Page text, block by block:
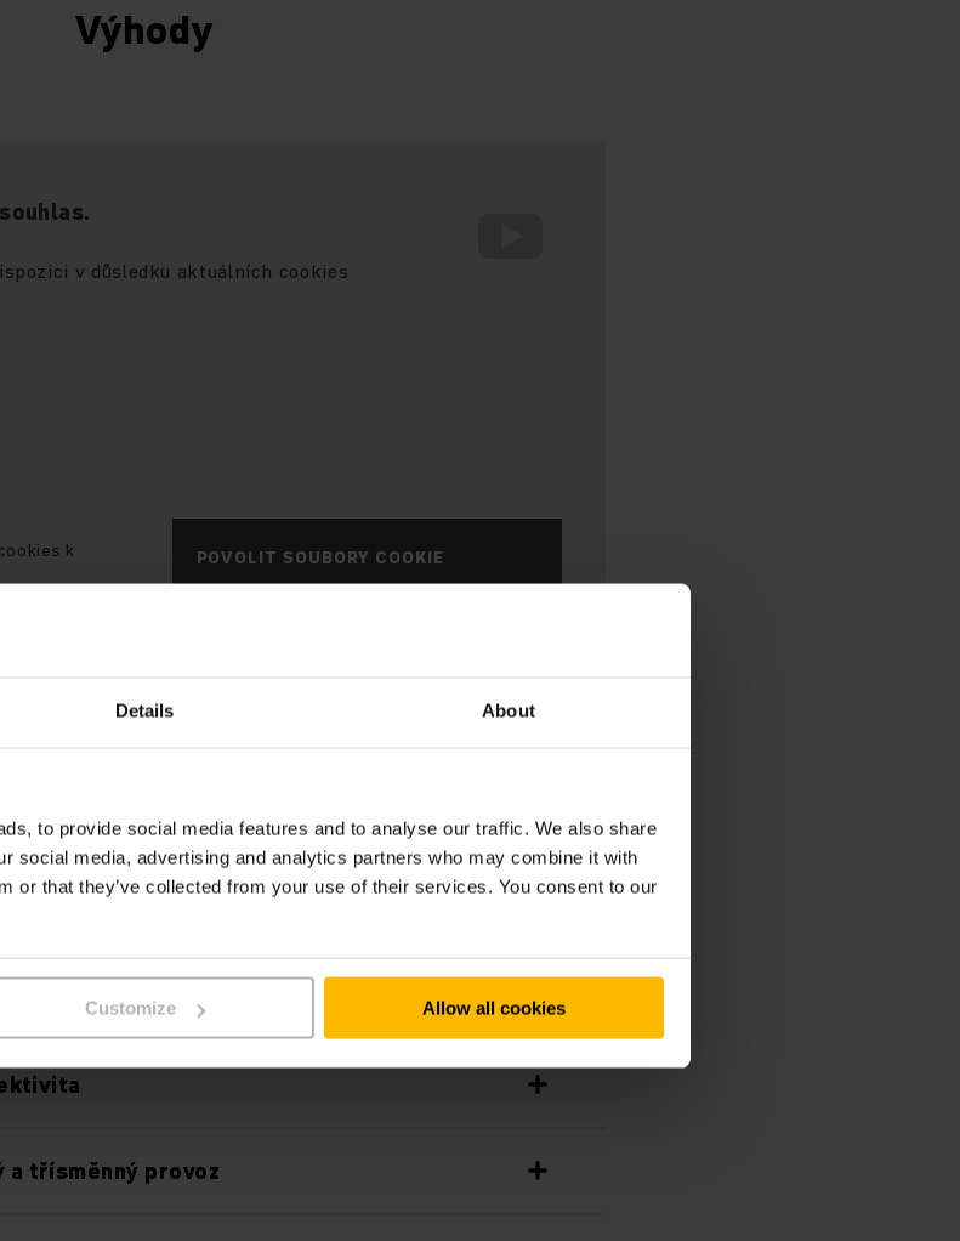
Details About
to provide social media features and to analyse our traffic. We also share
social media, advertising and analytics partners who may combine it with
or that they’ve collected from your use of their services. You consent to our
Customize Allow all cookies
Výhody
v důsledku aktuálních cookies
k
POVOLIT SOUBORY COOKIE
Vlastnosti
a třísměnný provoz